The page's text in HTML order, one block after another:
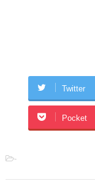
Twitter
Pocket
-